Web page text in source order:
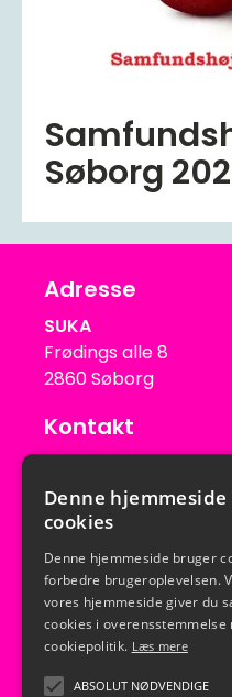
Søborg
Adresse
SUKA
Frødings alle 8
2860 Søborg
Kontakt
Tlf: 39 56 03 79
Mob: 31 54 10 58
Kontortid
Mandag – Torsdag: Kl.
Fredag: Lukket
Denne
cookies
Denne hjemmeside bruger
forbedre brugeroplevelsen.
vores hjemmeside giver du
cookies i overensstemmelse
cookiepolitik. Læs mere
ABSOLUT NØDVENDIGE